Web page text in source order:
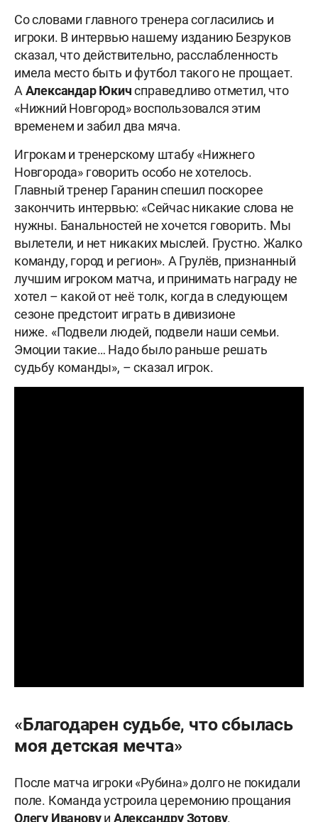
Со словами главного тренера согласились и
игроки. В интервью нашему изданию Безруков
сказал, что действительно, расслабленность
имела место быть и футбол такого не прощает.
ААлександар Юкичсправедливо отметил, что
«Нижний Новгород» воспользовался этим
временем и забил два мяча.
Игрокам и тренерскому штабу «Нижнего
Новгорода» говорить особо не хотелось.
Главный тренер Гаранин спешил поскорее
закончить интервью: «Сейчас никакие слова не
нужны. Банальностей не хочется говорить. Мы
вылетели, и нет никаких мыслей. Грустно. Жалко
команду, город и регион». А Грулёв, признанный
лучшим игроком матча, и принимать награду не
хотел – какой от неё толк, когда в следующем
сезоне предстоит играть в дивизионе
ниже. «Подвели людей, подвели наши семьи.
Эмоции такие… Надо было раньше решать
судьбу команды», – сказал игрок.
«Благодарен судьбе, что сбылась
моя детская мечта»
После матча игроки «Рубина» долго не покидали
поле. Команда устроила церемонию прощания
Олегу Ивановуи Александру Зотову.